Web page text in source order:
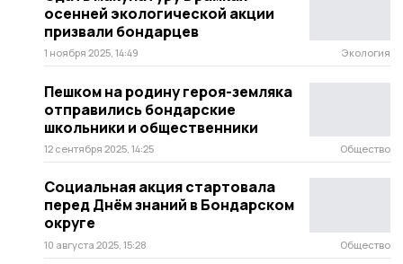
осенней экологической акции
призвали бондарцев
1 ноября 2025, 14:49 Экология
Пешком на родину героя-земляка
отправились бондарские
школьники и общественники
12 сентября 2025, 14:25 Общество
Социальная акция стартовала
перед Днём знаний в Бондарском
округе
10 августа 2025, 15:28 Общество